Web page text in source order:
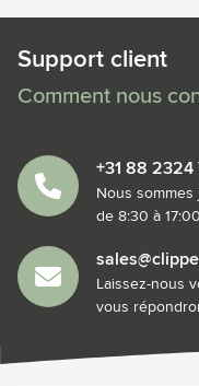
Support client
Comment nous
+31 88 2324
Nous
de 8:30 à
Laissez-nous
vous